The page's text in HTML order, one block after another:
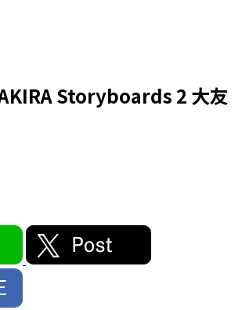
Storyboards 2 大友